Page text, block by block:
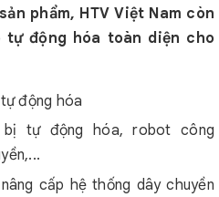
phẩm, HTV Việt Nam còn
tự động hóa toàn diện cho
động hóa
tự động hóa, robot công
cấp hệ thống dây chuyền